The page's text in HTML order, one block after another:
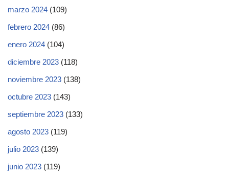
marzo 2024 (109)
febrero 2024 (86)
enero 2024 (104)
diciembre 2023 (118)
noviembre 2023 (138)
octubre 2023 (143)
septiembre 2023 (133)
agosto 2023 (119)
julio 2023 (139)
junio 2023 (119)